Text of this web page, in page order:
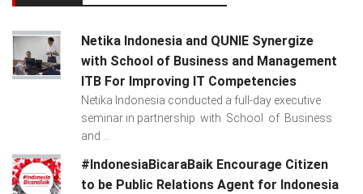
Netika Indonesia and QUNIE Synergize
with School of Business and Management
ITB For Improving IT Competencies
Netika Indonesia conducted a full-day executive
seminar in partnership with School of Business
and ...
#IndonesiaBicaraBaik Encourage Citizen
to be Public Relations Agent for Indonesia